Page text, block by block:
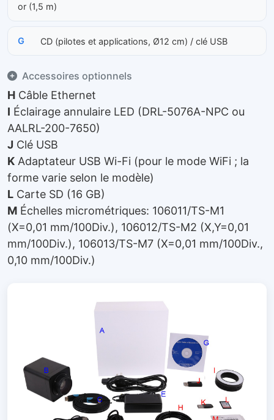
or (1,5 m)
G CD (pilotes et applications, Ø12 cm) / clé USB
Accessoires optionnels
H Câble Ethernet
I Éclairage annulaire LED (DRL-5076A-NPC ou
AALRL-200-7650)
J Clé USB
K Adaptateur USB Wi-Fi (pour le mode WiFi ; la
forme varie selon le modèle)
L Carte SD (16 GB)
M Échelles micrométriques: 106011/TS-M1
(X=0,01 mm/100Div.), 106012/TS-M2 (X,Y=0,01
mm/100Div.), 106013/TS-M7 (X=0,01 mm/100Div.,
0,10 mm/100Div.)